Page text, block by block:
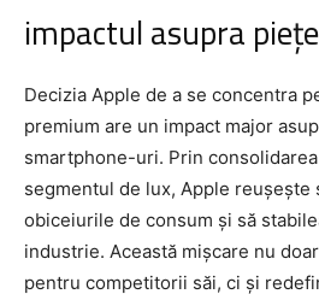
impactul asupra
Decizia Apple de a se concentra
premium are un impact major
smartphone-uri. Prin
segmentul de lux, Apple reușește
obiceiurile de consum și să
industrie. Această mișcare nu
pentru competitorii săi, ci și